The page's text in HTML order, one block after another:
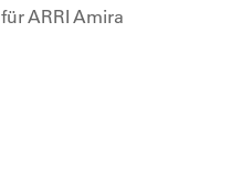
ARRI Amira